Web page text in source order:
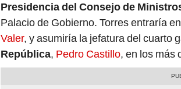
Presidencia del Consejo de
Palacio de Gobierno. Torres entraría
Valer, y asumiría la jefatura del cuarto
República, Pedro Castillo, en los más